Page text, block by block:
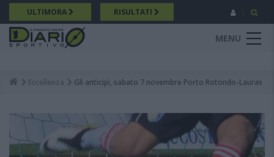
Salta
al
contenuto
principale
ULTIMORA RISULTATI
MENU
Breadcrumb
Eccellenza Gli anticipi, sabato 7 novembre Porto Rotondo-Lauras